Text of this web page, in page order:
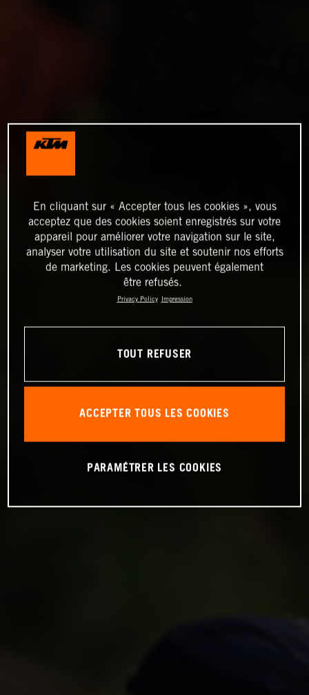
En cliquant sur « Accepter tous les cookies », vous
acceptez que des cookies soient enregistrés sur votre
appareil pour améliorer votre navigation sur le site,
analyser votre utilisation du site et soutenir nos efforts
de marketing. Les cookies peuvent également
être refusés.
Privacy Policy Impression
TOUT REFUSER
ACCEPTER TOUS LES COOKIES
PARAMÉTRER LES COOKIES